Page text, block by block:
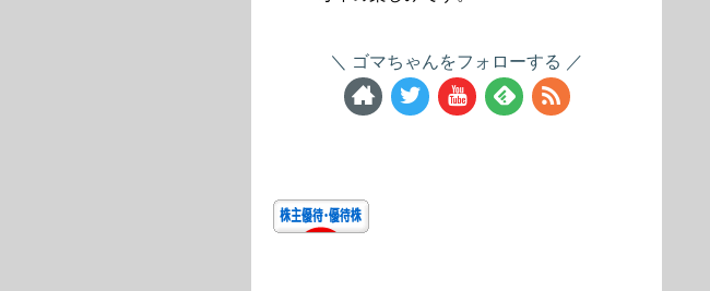
ゴマちゃんをフォローする